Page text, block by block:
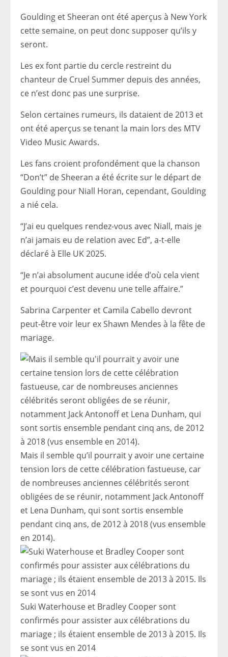
Goulding et Sheeran ont été aperçus à New York
cette semaine, on peut donc supposer qu’ils y
seront.
Les ex font partie du cercle restreint du
chanteur de Cruel Summer depuis des années,
ce n’est donc pas une surprise.
Selon certaines rumeurs, ils dataient de 2013 et
ont été aperçus se tenant la main lors des MTV
Video Music Awards.
Les fans croient profondément que la chanson
“Don’t” de Sheeran a été écrite sur le départ de
Goulding pour Niall Horan, cependant, Goulding
a nié cela.
“J’ai eu quelques rendez-vous avec Niall, mais je
n’ai jamais eu de relation avec Ed”, a-t-elle
déclaré à Elle UK 2025.
“Je n’ai absolument aucune idée d’où cela vient
et pourquoi c’est devenu une telle affaire.”
Sabrina Carpenter et Camila Cabello devront
peut-être voir leur ex Shawn Mendes à la fête de
mariage.
Mais il semble qu’il pourrait y avoir une certaine
tension lors de cette célébration fastueuse, car
de nombreuses anciennes célébrités seront
obligées de se réunir, notamment Jack Antonoff
et Lena Dunham, qui sont sortis ensemble
pendant cinq ans, de 2012 à 2018 (vus ensemble
en 2014).
Suki Waterhouse et Bradley Cooper sont
confirmés pour assister aux célébrations du
mariage ; ils étaient ensemble de 2013 à 2015. Ils
se sont vus en 2014